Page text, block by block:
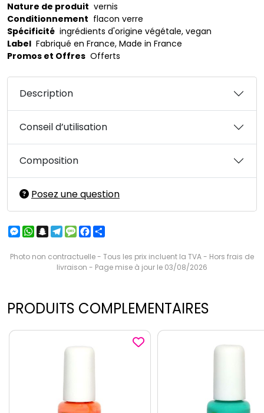
Nature de produit vernis
Conditionnement flacon verre
Spécificité ingrédients d'origine végétale, vegan
Label Fabriqué en France, Made in France
Promos et Offres Offerts
Description
Conseil d’utilisation
Composition
Posez une question
Messenger
WhatsApp
Snapchat
Telegram
MessageFacebook
Photo non contractuelle - Tous les prix incluent la TVA - Hors frais de
livraison - Page mise à jour le 03/08/2026
PRODUITS COMPLEMENTAIRES